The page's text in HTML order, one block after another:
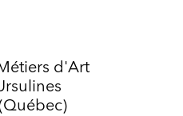
d'Art